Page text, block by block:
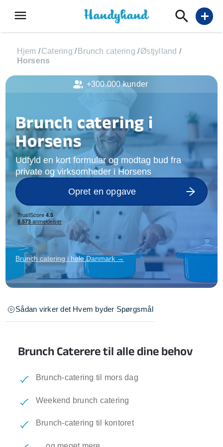
menu add
Hjem /Catering / Brunch catering /Østjylland /
Horsens
Brunch catering i
Horsens
Udfyld en kort formular og modtag bud fra
private og virksomheder i Horsens
Opret en opgave
Brunch catering i hele Danmark →
Sådan virker det Hvem byder Spørgsmål
Brunch Caterere til alle dine behov
Brunch-catering til mors dag
Weekend brunch catering
Brunch-catering til kontoret
+300.000 kunder